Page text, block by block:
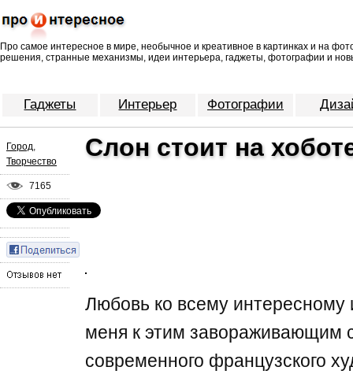
Про самое интересное в мире, необычное и креативное в картинках и на
решения, странные механизмы, идеи интерьера, гаджеты, фотографии и
Гаджеты Интерьер Фотографии
Город
Творчество
7165
Слон стоит на
Любовь ко всему
меня к этим завораживающим
современного французского